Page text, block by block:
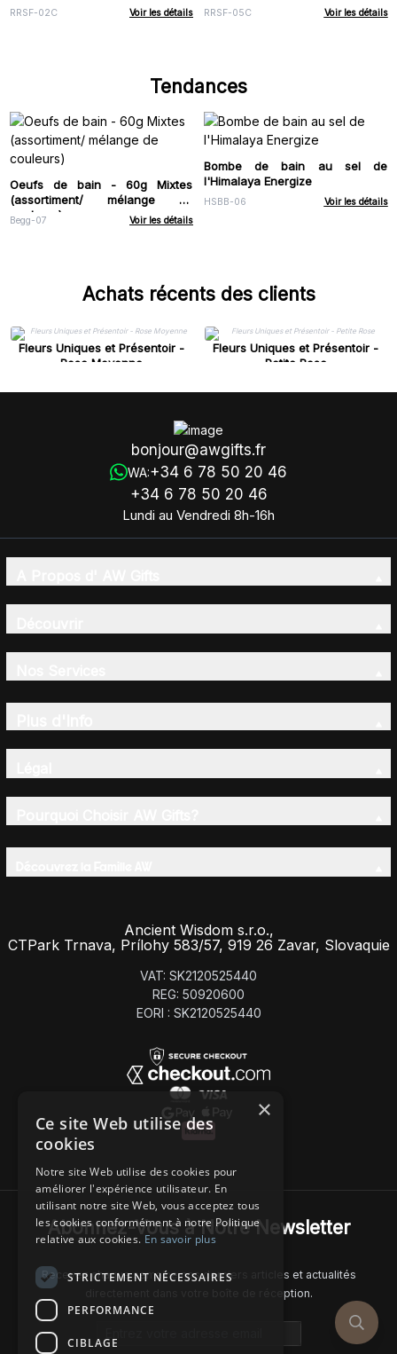
RRSF-02C Voir les détails RRSF-05C Voir les détails
Tendances
Oeufs de bain - 60g Mixtes
(assortiment/ mélange de
couleurs)
Begg-07 Voir les détails
Bombe de bain au sel de
l'Himalaya Energize
HSBB-06 Voir les détails
Achats récents des clients
Fleurs Uniques et Présentoir -
Rose Moyenne
Fleurs Uniques et Présentoir -
Petite Rose
bonjour@awgifts.fr
WA:+34 6 78 50 20 46
+34 6 78 50 20 46
Lundi au Vendredi 8h-16h
Ancient Wisdom s.r.o.,
CTPark Trnava, Prílohy 583/57, 919 26 Zavar, Slovaquie
VAT: SK2120525440
REG: 50920600
EORI : SK2120525440
Abonnez-Vous à Notre Newsletter
Recevez chaque semaine nos derniers articles et actualités
directement dans votre boîte de réception.
×
Ce site Web utilise des
cookies
Notre site Web utilise des cookies pour
améliorer l'expérience utilisateur. En
utilisant notre site Web, vous acceptez tous
les cookies conformément à notre Politique
relative aux cookies.En savoir plus
STRICTEMENT NÉCESSAIRES
PERFORMANCE
CIBLAGE